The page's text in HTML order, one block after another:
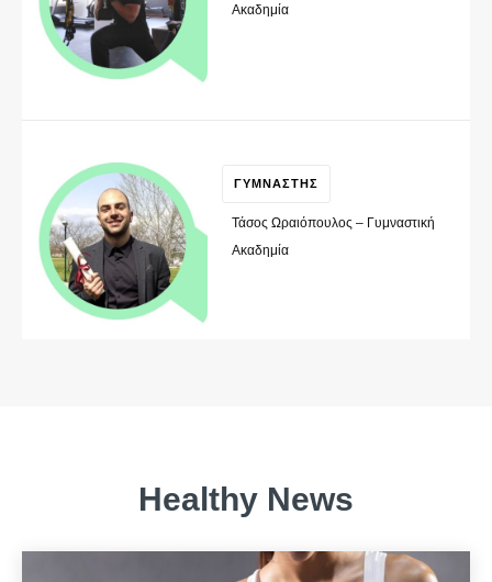
Ακαδημία
ΓΥΜΝΑΣΤΗΣ
Τάσος Ωραιόπουλος – Γυμναστική
Ακαδημία
Healthy News